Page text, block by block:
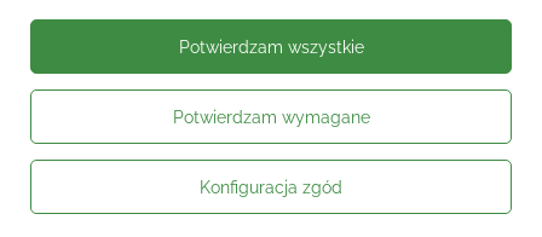
Moje zamówienie
Potwierdzam wymagane
Konfiguracja zgód
Potwierdzam wszystkie